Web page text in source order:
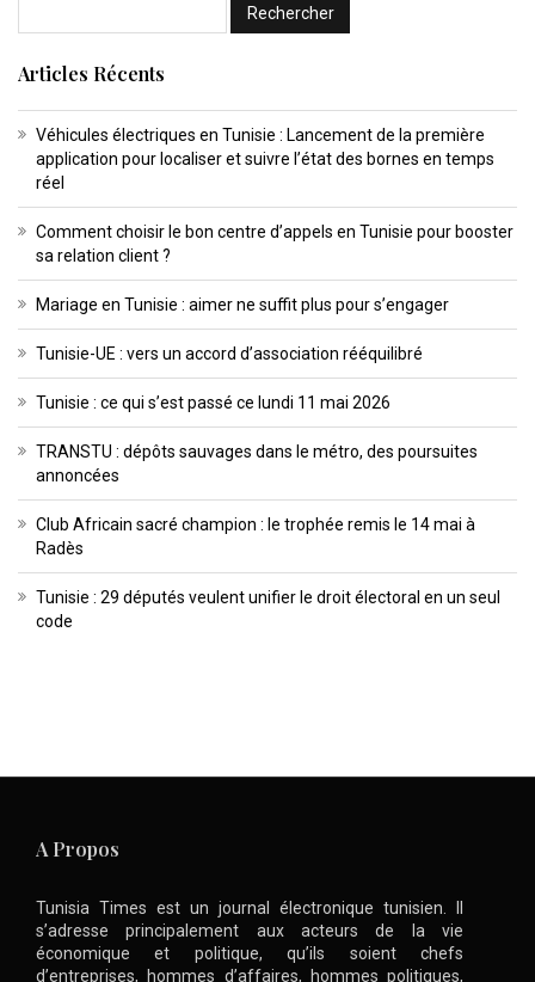
Articles Récents
Véhicules électriques en Tunisie : Lancement de la première
application pour localiser et suivre l’état des bornes en temps
réel
Comment choisir le bon centre d’appels en Tunisie pour booster
sa relation client ?
Mariage en Tunisie : aimer ne suffit plus pour s’engager
Tunisie-UE : vers un accord d’association rééquilibré
Tunisie : ce qui s’est passé ce lundi 11 mai 2026
TRANSTU : dépôts sauvages dans le métro, des poursuites
annoncées
Club Africain sacré champion : le trophée remis le 14 mai à
Radès
Tunisie : 29 députés veulent unifier le droit électoral en un seul
code
A Propos
Tunisia Times est un journal électronique tunisien. Il
s’adresse principalement aux acteurs de la vie
économique et politique, qu’ils soient chefs
d’entreprises, hommes d’affaires, hommes politiques,